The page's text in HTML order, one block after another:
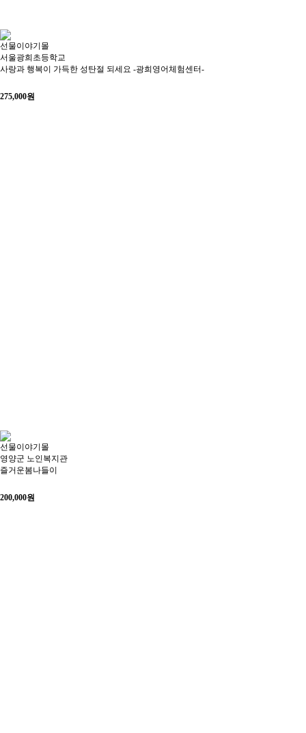
선물이야기몰
서울광희초등학교
사랑과 행복이 가득한 성탄절 되세요 -광희영어체험센터-
275,000원
선물이야기몰
영양군 노인복지관
즐거운봄나들이
200,000원